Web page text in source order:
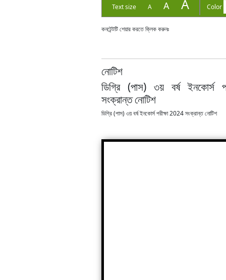
Text size A A A Color
কনটেন্টটি শেয়ার করতে ক্লিক করুনঃ
নোটিশ
ডিগ্রি (পাস) ৩য় বর্ষ ইনকোর্স
সংক্রান্ত নোটিশ
ডিগ্রি (পাস) ৩য় বর্ষ ইনকোর্স পরীক্ষা 2024 সংক্রান্ত নোটিশ